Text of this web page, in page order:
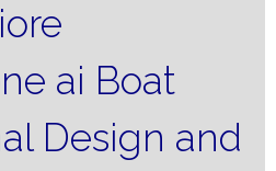
ai Boat
Design and